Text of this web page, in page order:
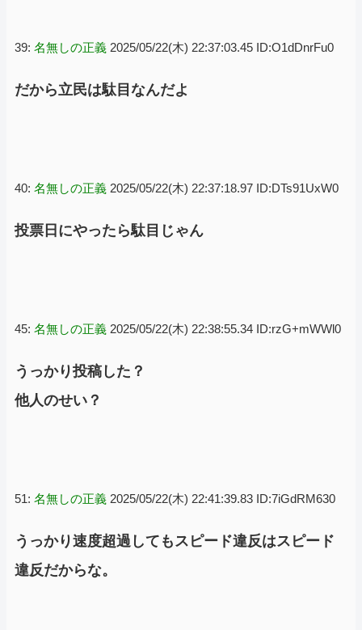
39: 名無しの正義 2025/05/22(木) 22:37:03.45 ID:O1dDnrFu0
だから立民は駄目なんだよ
40: 名無しの正義 2025/05/22(木) 22:37:18.97 ID:DTs91UxW0
投票日にやったら駄目じゃん
45: 名無しの正義 2025/05/22(木) 22:38:55.34 ID:rzG+mWWl0
うっかり投稿した？
他人のせい？
51: 名無しの正義 2025/05/22(木) 22:41:39.83 ID:7iGdRM630
うっかり速度超過してもスピード違反はスピード
違反だからな。